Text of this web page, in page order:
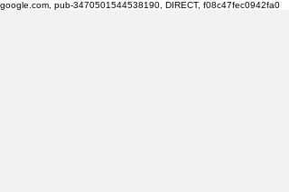
google.com, pub-3470501544538190, DIRECT, f08c47fec0942fa0